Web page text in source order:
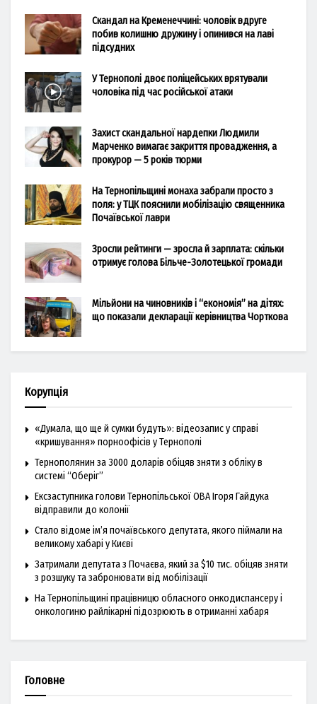
Скандал на Кременеччині: чоловік вдруге
побив колишню дружину і опинився на лаві
підсудних
У Тернополі двоє поліцейських врятували
чоловіка під час російської атаки
Захист скандальної нардепки Людмили
Марченко вимагає закриття провадження, а
прокурор — 5 років тюрми
На Тернопільщині монаха забрали просто з
поля: у ТЦК пояснили мобілізацію священника
Почаївської лаври
Зросли рейтинги — зросла й зарплата: скільки
отримує голова Більче-Золотецької громади
Мільйони на чиновників і “економія” на дітях:
що показали декларації керівництва Чорткова
Корупція
«Думала, що ще й сумки будуть»: відеозапис у справі
«кришування» порноофісів у Тернополі
Тернополянин за 3000 доларів обіцяв зняти з обліку в
системі “Оберіг”
Ексзаступника голови Тернопільської ОВА Ігоря Гайдука
відправили до колонії
Стало відоме ім’я почаївського депутата, якого піймали на
великому хабарі у Києві
Затримали депутата з Почаєва, який за $10 тис. обіцяв зняти
з розшуку та забронювати від мобілізації
На Тернопільщині працівницю обласного онкодиспансеру і
онкологиню райлікарні підозрюють в отриманні хабаря
Головне